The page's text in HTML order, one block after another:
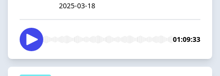
2025-03-18
01:09:33